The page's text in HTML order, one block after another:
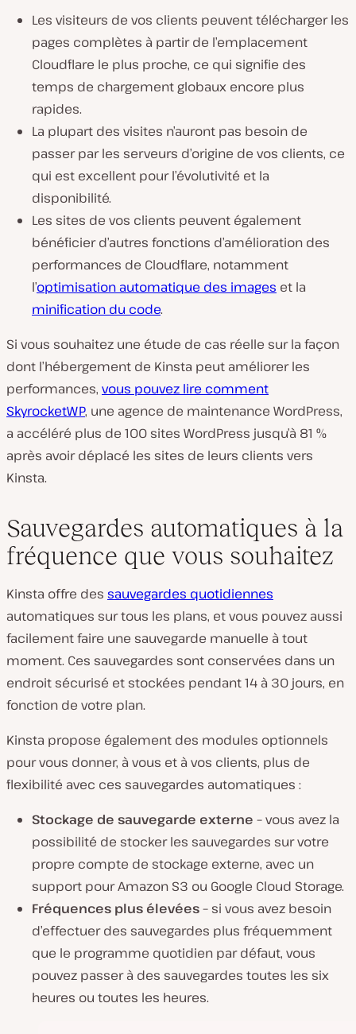
Les visiteurs de vos clients peuvent télécharger les
pages complètes à partir de l’emplacement
Cloudflare le plus proche, ce qui signifie des
temps de chargement globaux encore plus
rapides.
La plupart des visites n’auront pas besoin de
passer par les serveurs d’origine de vos clients, ce
qui est excellent pour l’évolutivité et la
disponibilité.
Les sites de vos clients peuvent également
bénéficier d’autres fonctions d’amélioration des
performances de Cloudflare, notamment
l’optimisation automatique des images et la
minification du code.
Si vous souhaitez une étude de cas réelle sur la façon
dont l’hébergement de Kinsta peut améliorer les
performances, vous pouvez lire comment
SkyrocketWP, une agence de maintenance WordPress,
a accéléré plus de 100 sites WordPress jusqu’à 81 %
après avoir déplacé les sites de leurs clients vers
Kinsta.
Sauvegardes automatiques à la
fréquence que vous souhaitez
Kinsta offre des sauvegardes quotidiennes
automatiques sur tous les plans, et vous pouvez aussi
facilement faire une sauvegarde manuelle à tout
moment. Ces sauvegardes sont conservées dans un
endroit sécurisé et stockées pendant 14 à 30 jours, en
fonction de votre plan.
Kinsta propose également des modules optionnels
pour vous donner, à vous et à vos clients, plus de
flexibilité avec ces sauvegardes automatiques :
Stockage de sauvegarde externe –vous avez la
possibilité de stocker les sauvegardes sur votre
propre compte de stockage externe, avec un
support pour Amazon S3 ou Google Cloud Storage.
Fréquences plus élevées – si vous avez besoin
d’effectuer des sauvegardes plus fréquemment
que le programme quotidien par défaut, vous
pouvez passer à des sauvegardes toutes les six
heures ou toutes les heures.